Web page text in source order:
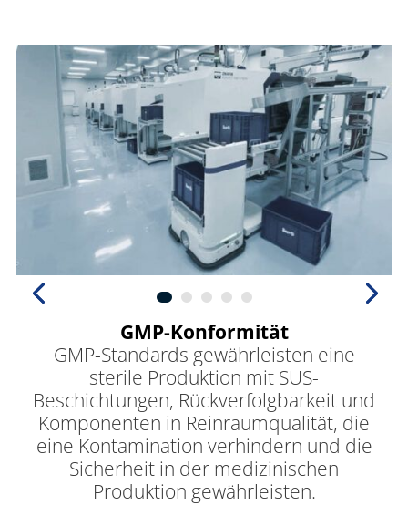
GMP-Konformität
GMP-Standards gewährleisten eine
sterile Produktion mit SUS-
Beschichtungen, Rückverfolgbarkeit und
Komponenten in Reinraumqualität, die
eine Kontamination verhindern und die
Sicherheit in der medizinischen
Produktion gewährleisten.